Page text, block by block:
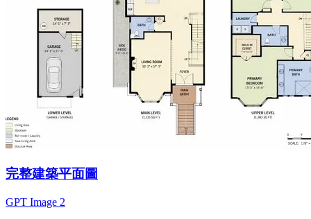
完整建築平面圖
GPT Image 2